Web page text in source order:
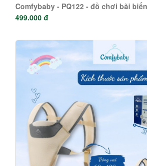
Comfybaby - PQ122 - đồ chơi bãi biển
499.000 đ